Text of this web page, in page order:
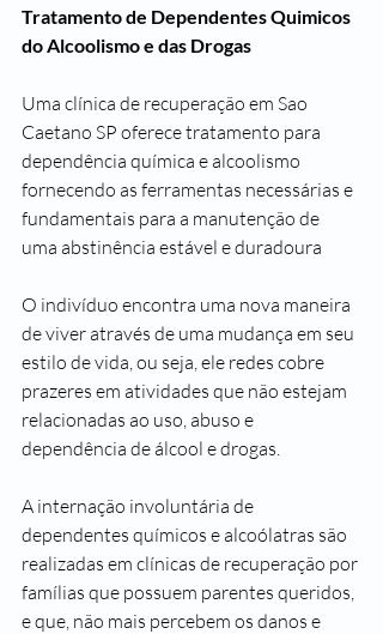
Tratamento de Dependentes Quimicos
do Alcoolismo e das Drogas
Uma clínica de recuperação em Sao
Caetano SP oferece tratamento para
dependência química e alcoolismo
fornecendo as ferramentas necessárias e
fundamentais para a manutenção de
uma abstinência estável e duradoura
O indivíduo encontra uma nova maneira
de viver através de uma mudança em seu
estilo de vida, ou seja, ele redes cobre
prazeres em atividades que não estejam
relacionadas ao uso, abuso e
dependência de álcool e drogas.
A internação involuntária de
dependentes químicos e alcoólatras são
realizadas em clínicas de recuperação por
famílias que possuem parentes queridos,
e que, não mais percebem os danos e